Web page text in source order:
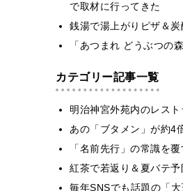
で取材に行ってきた
銭湯で湯上がりピザ＆
「あつまれ どうぶつの
カテゴリー記事一覧
明治神宮外苑内のレス
あの「ブタメン」が約4
「名前先行」の常識を
紅茶で若返り＆夏バテ
毎年SNSでも話題の「